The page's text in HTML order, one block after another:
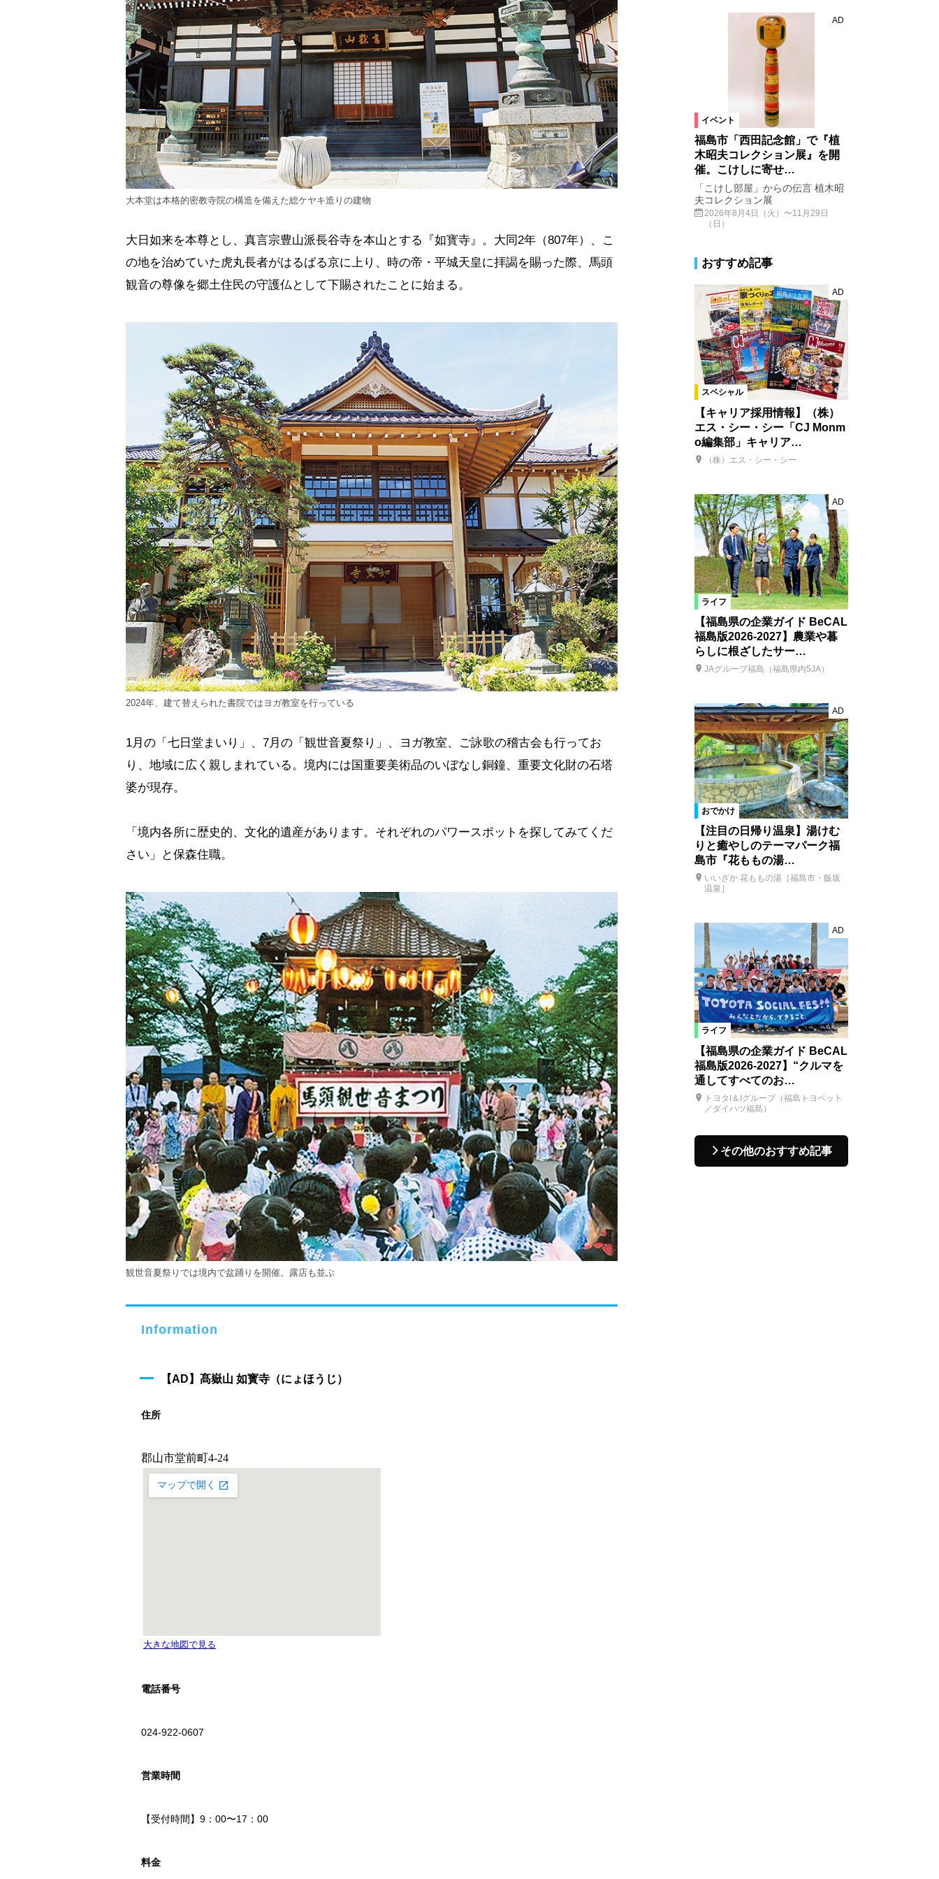
大本堂は本格的密教寺院の構造を備えた総ケヤキ造りの建物
大日如来を本尊とし、真言宗豊山派長谷寺を本山とする『如寳寺』。大同2年（807年）、こ
の地を治めていた虎丸長者がはるばる京に上り、時の帝・平城天皇に拝謁を賜った際、馬頭
観音の尊像を郷土住民の守護仏として下賜されたことに始まる。
2024年、建て替えられた書院ではヨガ教室を行っている
1月の「七日堂まいり」、7月の「観世音夏祭り」、ヨガ教室、ご詠歌の稽古会も行ってお
り、地域に広く親しまれている。境内には国重要美術品のいぼなし銅鐘、重要文化財の石塔
婆が現存。
「境内各所に歴史的、文化的遺産があります。それぞれのパワースポットを探してみてくだ
さい」と保森住職。
観世音夏祭りでは境内で盆踊りを開催。露店も並ぶ
Information
【AD】髙嶽山 如寳寺（にょほうじ）
住所
電話番号
024-922-0607
営業時間
【受付時間】9：00〜17：00
料金
イベント
AD
福島市「西田記念館」で『植
木昭夫コレクション展』を開
催。こけしに寄せ…
「こけし部屋」からの伝言 植木昭
夫コレクション展
2026年8月4日（火）〜11月29日
（日）
おすすめ記事
スペシャル
AD
【キャリア採用情報】（株）
エス・シー・シー「CJ Monm
o編集部」キャリア…
（株）エス・シー・シー
ライフ
AD
【福島県の企業ガイド BeCAL
福島版2026-2027】農業や暮
らしに根ざしたサー…
JAグループ福島（福島県内5JA）
おでかけ
AD
【注目の日帰り温泉】湯けむ
りと癒やしのテーマパーク福
島市『花ももの湯…
いいざか 花ももの湯［福島市・飯坂
温泉］
ライフ
AD
【福島県の企業ガイド BeCAL
福島版2026-2027】“クルマを
通してすべてのお…
トヨタI＆Iグループ（福島トヨペット
／ダイハツ福島）
その他のおすすめ記事